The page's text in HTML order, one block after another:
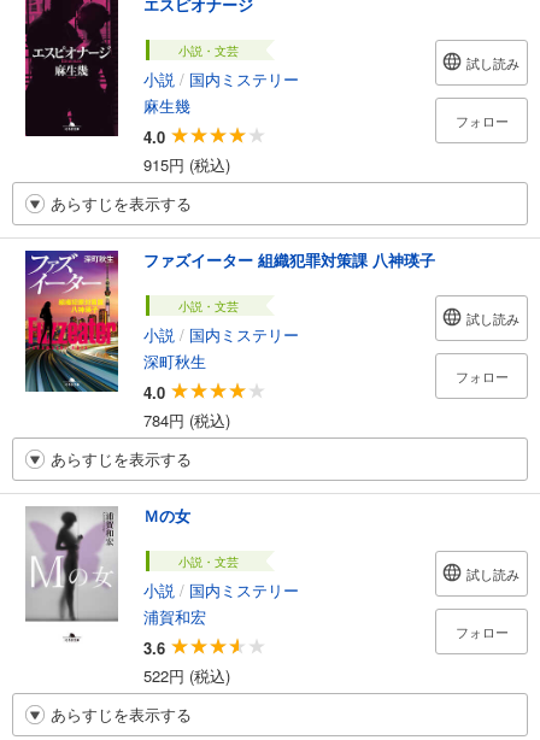
小説・文芸
小説 / 国内ミステリー
麻生幾
4.0
915円 (税込)
試し読み
フォロー
あらすじを表示する
ファズイーター 組織犯罪対策課 八神瑛子
小説・文芸
小説 / 国内ミステリー
深町秋生
4.0
784円 (税込)
試し読み
フォロー
あらすじを表示する
Ｍの女
小説・文芸
小説 / 国内ミステリー
浦賀和宏
3.6
522円 (税込)
試し読み
フォロー
あらすじを表示する